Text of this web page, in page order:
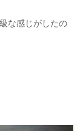
な感じがしたの